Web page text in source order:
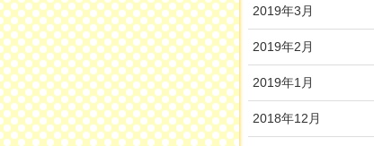
2019年3月
2019年2月
2019年1月
2018年12月